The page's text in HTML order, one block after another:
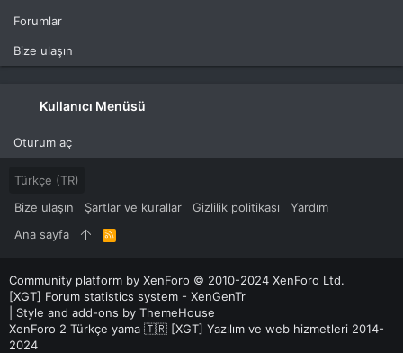
Forumlar
Bize ulaşın
Kullanıcı Menüsü
Oturum aç
Türkçe (TR)
Bize ulaşın
Şartlar ve kurallar Gizlilik politikası
Yardım
Ana sayfa
R
S
S
Community platform by XenForo © 2010-2024 XenForo Ltd.
[XGT] Forum statistics system - XenGenTr
Style and add-ons by ThemeHouse
XenForo 2 Türkçe yama 🇹🇷 [XGT] Yazılım ve web hizmetleri 2014-
2024